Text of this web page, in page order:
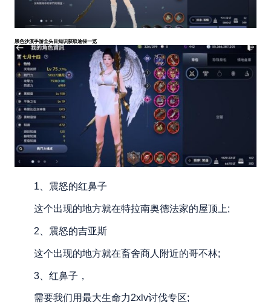
黑色沙漠手游全头目知识获取途径一览
1、震怒的红鼻子
这个出现的地方就在特拉南奥德法家的屋顶上;
2、震怒的吉亚斯
这个出现的地方就在畜舍商人附近的哥不林;
3、红鼻子，
需要我们用最大生命力2xlv讨伐专区;